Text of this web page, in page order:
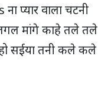
प्यार वाला चटनी
मांगे काहे तले तले
सईया तनी कले कले